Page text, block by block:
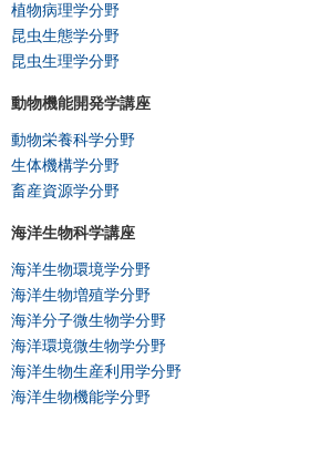
植物病理学分野
昆虫生態学分野
昆虫生理学分野
動物機能開発学講座
動物栄養科学分野
生体機構学分野
畜産資源学分野
海洋生物科学講座
海洋生物環境学分野
海洋生物増殖学分野
海洋分子微生物学分野
海洋環境微生物学分野
海洋生物生産利用学分野
海洋生物機能学分野